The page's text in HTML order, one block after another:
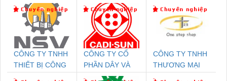
CÔNG TY TNHH
THIẾT BỊ CÔNG
CÔNG TY CỔ
PHẦN DÂY VÀ
CÁP ĐIỆN
CÔNG TY TNHH
THƯƠNG MẠI